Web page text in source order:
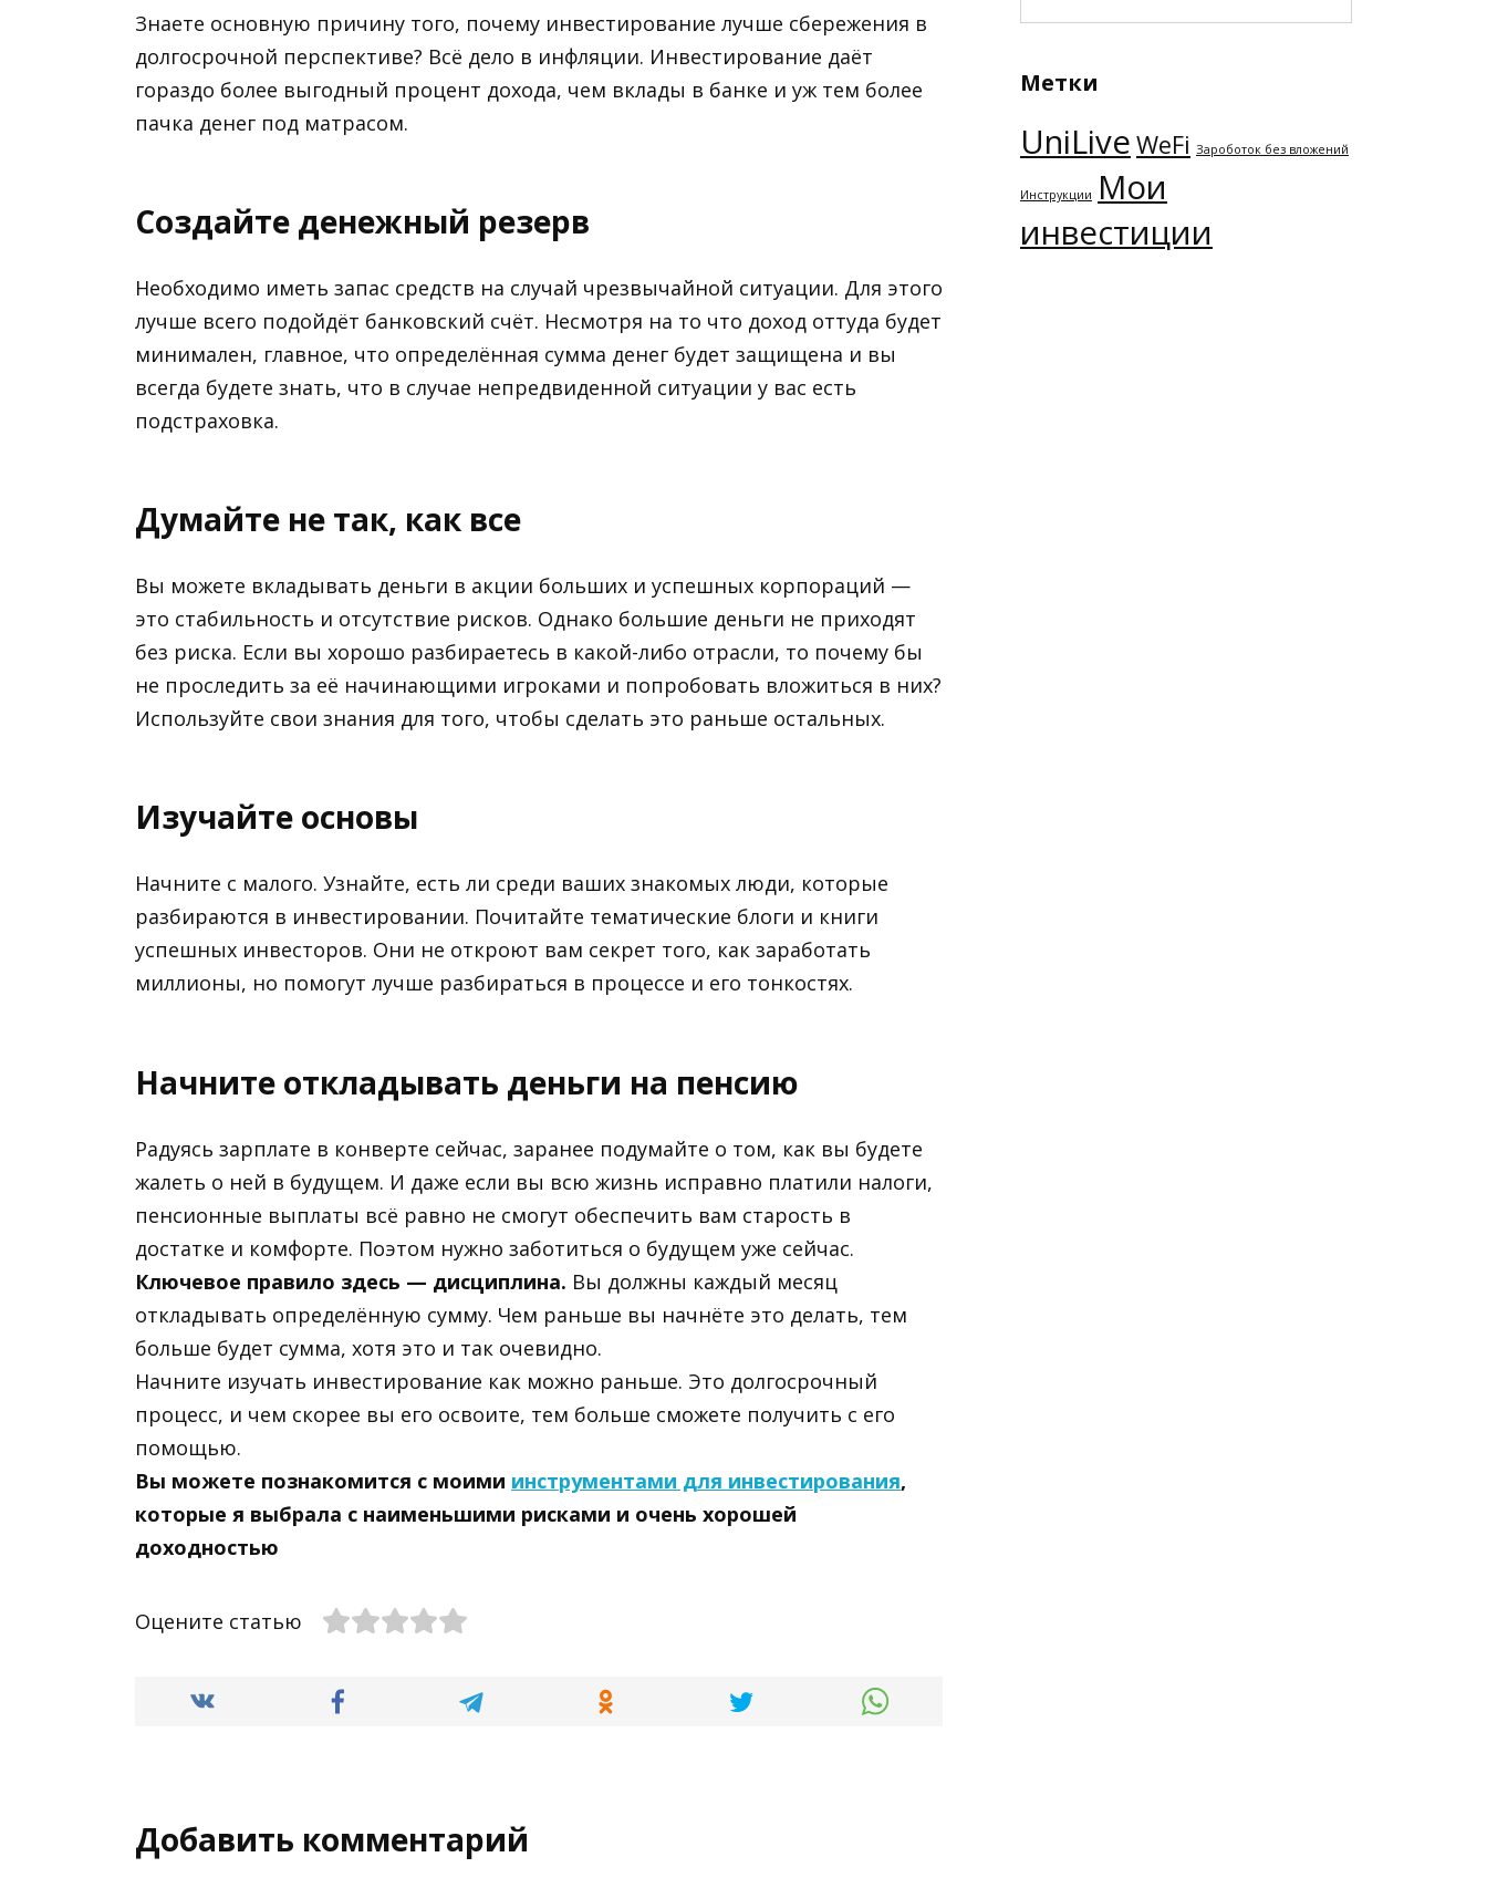
Знаете основную причину того, почему инвестирование лучше сбережения в
долгосрочной перспективе? Всё дело в инфляции. Инвестирование даёт
гораздо более выгодный процент дохода, чем вклады в банке и уж тем более
пачка денег под матрасом.
Создайте денежный резерв
Необходимо иметь запас средств на случай чрезвычайной ситуации. Для этого
лучше всего подойдёт банковский счёт. Несмотря на то что доход оттуда будет
минимален, главное, что определённая сумма денег будет защищена и вы
всегда будете знать, что в случае непредвиденной ситуации у вас есть
подстраховка.
Думайте не так, как все
Вы можете вкладывать деньги в акции больших и успешных корпораций —
это стабильность и отсутствие рисков. Однако большие деньги не приходят
без риска. Если вы хорошо разбираетесь в какой-либо отрасли, то почему бы
не проследить за её начинающими игроками и попробовать вложиться в них?
Используйте свои знания для того, чтобы сделать это раньше остальных.
Изучайте основы
Начните с малого. Узнайте, есть ли среди ваших знакомых люди, которые
разбираются в инвестировании. Почитайте тематические блоги и книги
успешных инвесторов. Они не откроют вам секрет того, как заработать
миллионы, но помогут лучше разбираться в процессе и его тонкостях.
Начните откладывать деньги на пенсию
Радуясь зарплате в конверте сейчас, заранее подумайте о том, как вы будете
жалеть о ней в будущем. И даже если вы всю жизнь исправно платили налоги,
пенсионные выплаты всё равно не смогут обеспечить вам старость в
достатке и комфорте. Поэтом нужно заботиться о будущем уже сейчас.
Ключевое правило здесь — дисциплина. Вы должны каждый месяц
откладывать определённую сумму. Чем раньше вы начнёте это делать, тем
больше будет сумма, хотя это и так очевидно.
Начните изучать инвестирование как можно раньше. Это долгосрочный
процесс, и чем скорее вы его освоите, тем больше сможете получить с его
помощью.
Вы можете познакомится с моими инструментами для инвестирования,
которые я выбрала с наименьшими рисками и очень хорошей
доходностью
Оцените статью
Добавить комментарий
Метки
UniLive WeFi Зароботок без вложений
Инструкции
Мои
инвестиции